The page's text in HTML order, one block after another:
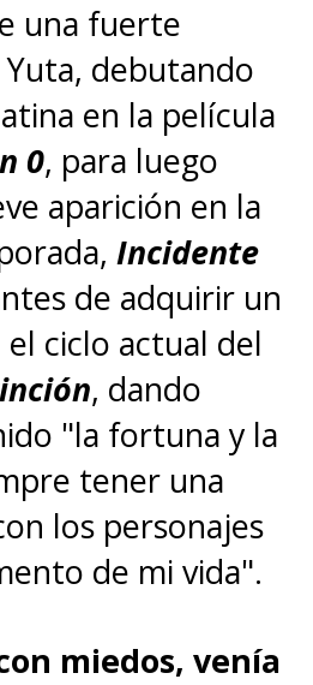
una fuerte
debutando
en la película
0, para luego
aparición en la
Incidente
de adquirir un
ciclo actual del
, dando
"la fortuna y la
tener una
los personajes
de mi vida".
miedos, venía